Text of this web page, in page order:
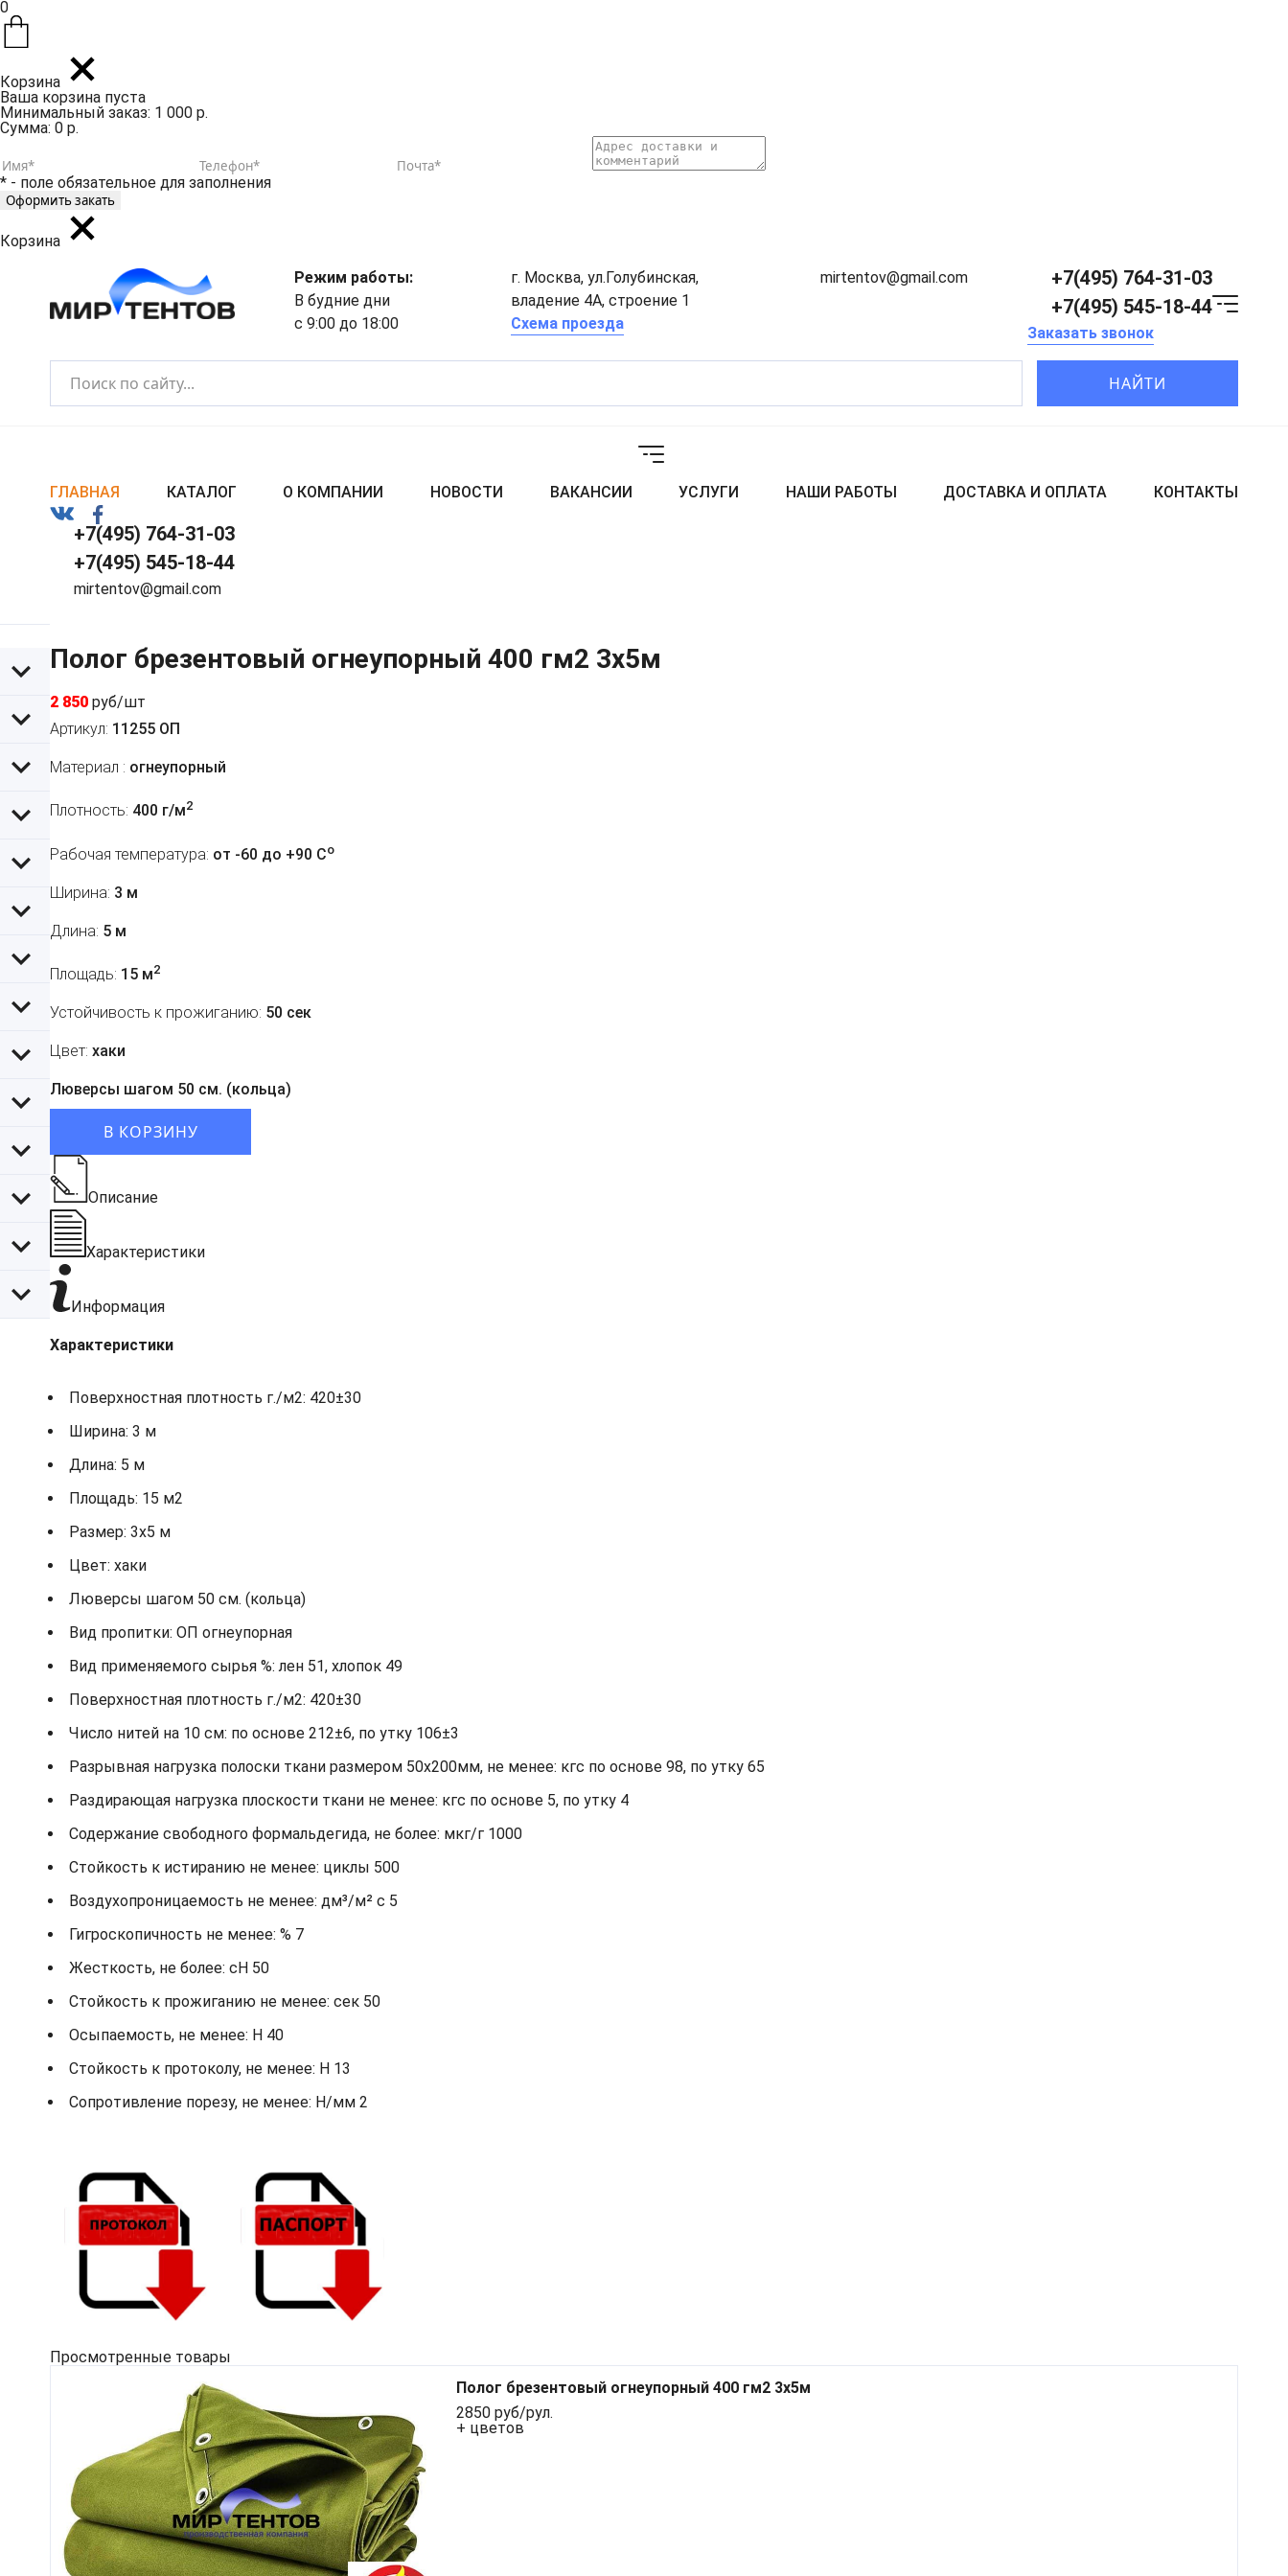
0
Корзина
Ваша корзина пуста
Минимальный заказ: 1 000 р.
Сумма: 0 р.
* - поле обязательное для заполнения
Корзина
Режим работы:
В будние дни
с 9:00 до 18:00
г. Москва, ул.Голубинская,
владение 4А, строение 1
Схема проезда
mirtentov@gmail.com
+7(495) 764-31-03
+7(495) 545-18-44
Заказать звонок
НАЙТИ
ГЛАВНАЯ КАТАЛОГ О КОМПАНИИ НОВОСТИ ВАКАНСИИ УСЛУГИ НАШИ РАБОТЫ ДОСТАВКА И ОПЛАТА КОНТАКТЫ
+7(495) 764-31-03
+7(495) 545-18-44
mirtentov@gmail.com
Полог брезентовый огнеупорный 400 гм2 3x5м
2 850 руб/шт
Артикул: 11255 ОП
Материал : огнеупорный
Плотность: 400 г/м2
Рабочая температура: от -60 до +90 Co
Ширина: 3 м
Длина: 5 м
Площадь: 15 м2
Устойчивость к прожиганию: 50 сек
Цвет: хаки
Люверсы шагом 50 см. (кольца)
В КОРЗИНУ
Описание
Характеристики
Информация
Характеристики
Поверхностная плотность г./м2: 420±30
Ширина: 3 м
Длина: 5 м
Площадь: 15 м2
Размер: 3х5 м
Цвет: хаки
Люверсы шагом 50 см. (кольца)
Вид пропитки: ОП огнеупорная
Вид применяемого сырья %: лен 51, хлопок 49
Поверхностная плотность г./м2: 420±30
Число нитей на 10 см: по основе 212±6, по утку 106±3
Разрывная нагрузка полоски ткани размером 50х200мм, не менее: кгс по основе 98, по утку 65
Раздирающая нагрузка плоскости ткани не менее: кгс по основе 5, по утку 4
Содержание свободного формальдегида, не более: мкг/г 1000
Стойкость к истиранию не менее: циклы 500
Воздухопроницаемость не менее: дм³/м² с 5
Гигроскопичность не менее: % 7
Жесткость, не более: cH 50
Стойкость к прожиганию не менее: сек 50
Осыпаемость, не менее: H 40
Стойкость к протоколу, не менее: H 13
Сопротивление порезу, не менее: Н/мм 2
Просмотренные товары
Полог брезентовый огнеупорный 400 гм2 3x5м
2850 руб/рул.
+ цветов